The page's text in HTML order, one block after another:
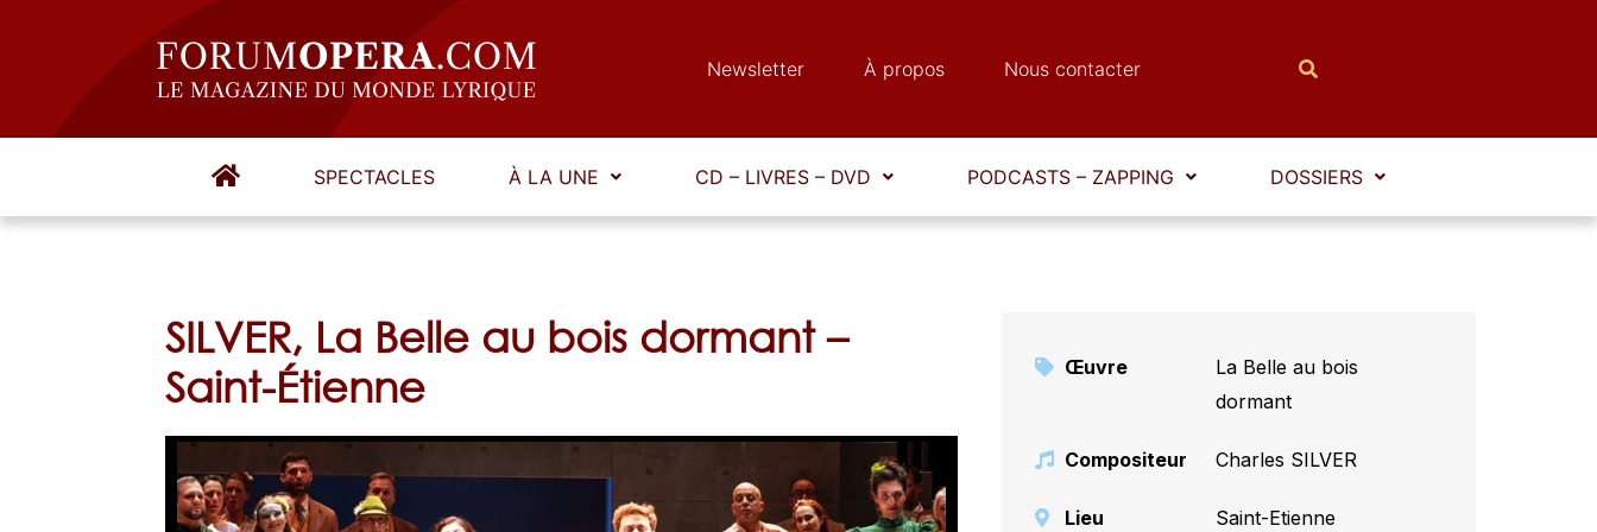
Newsletter À propos Nous contacter
SPECTACLES À LA UNE CD – LIVRES – DVD PODCASTS – ZAPPING DOSSIERS
SILVER, La Belle au bois dormant –
Saint-Étienne
Œuvre
La Belle au bois
dormant
Compositeur Charles SILVER
Lieu Saint-Etienne